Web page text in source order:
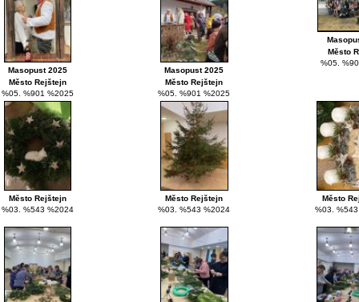
Masopust 2025
Město Rejštejn
%05. %901 %2025
Masopust 2025
Město Rejštejn
%05. %901 %2025
Město
%05.
Město Rejštejn
%03. %543 %2024
Město Rejštejn
%03. %543 %2024
Město
%03.